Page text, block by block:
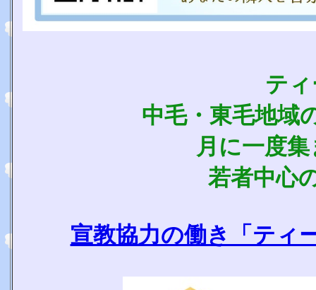
テ
中毛・東毛地域
月に一度
若者中心
宣教協力の働き「ティ